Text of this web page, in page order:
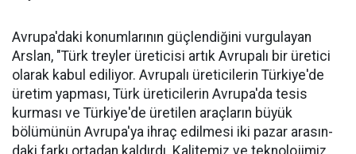
Avrupa'daki konumlarının güçlendiğini vurgulayan
Arslan, "Türk treyler üreticisi artık Avru­palı bir üretici
ola­rak kabul ediliyor. Avrupalı üreticile­rin Türkiye'de
üre­tim yapması, Türk üreticilerin Avru­pa'da tesis
kurması ve Türkiye'de üreti­len araçların büyük
bölümünün Avru­pa'ya ihraç edilme­si iki pazar arasın­
daki farkı ortadan kaldırdı. Kalitemiz ve teknolojimiz